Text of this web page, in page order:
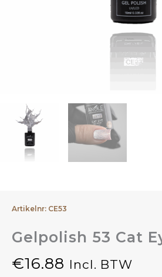
Artikelnr: CE53
Gelpolish 53 Cat
€16.88 Incl. BTW